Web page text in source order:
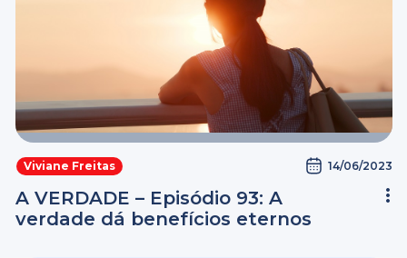
Viviane Freitas 14/06/2023
A VERDADE – Episódio 93: A
verdade dá benefícios eternos